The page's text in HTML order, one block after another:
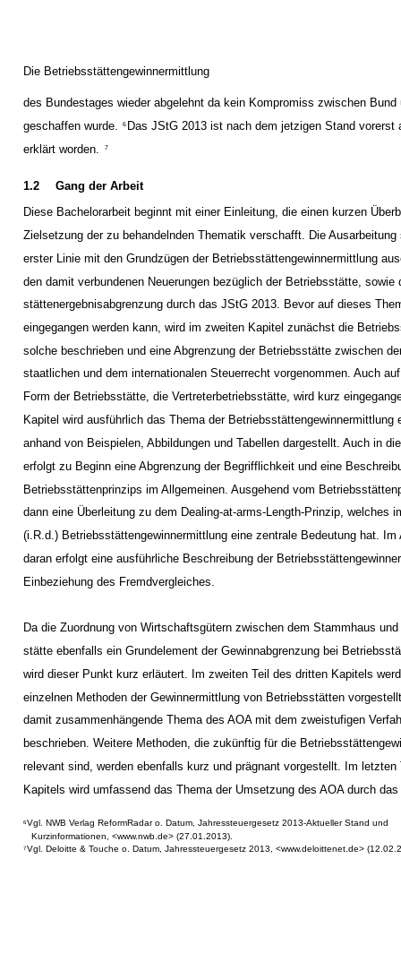
Die Betriebsstättengewinnermittlung
des Bundestages wieder abgelehnt da kein Kompromiss zwischen Bund
geschaffen wurde.
6 Das JStG 2013 ist nach dem jetzigen Stand vorerst
erklärt worden.
7
1.2
Gang der Arbeit
Diese Bachelorarbeit beginnt mit einer Einleitung, die einen kurzen
Zielsetzung der zu behandelnden Thematik verschafft. Die
erster Linie mit den Grundzügen der Betriebsstättengewinnermittlung
den damit verbundenen Neuerungen bezüglich der Betriebsstätte, sowie
stättenergebnisabgrenzung durch das JStG 2013. Bevor auf dieses
eingegangen werden kann, wird im zweiten Kapitel zunächst die
solche beschrieben und eine Abgrenzung der Betriebsstätte zwischen
staatlichen und dem internationalen Steuerrecht vorgenommen. Auch
Form der Betriebsstätte, die Vertreterbetriebsstätte, wird kurz
Kapitel wird ausführlich das Thema der Betriebsstättengewinnermittlung
anhand von Beispielen, Abbildungen und Tabellen dargestellt. Auch in
erfolgt zu Beginn eine Abgrenzung der Begrifflichkeit und eine
Betriebsstättenprinzips im Allgemeinen. Ausgehend vom
dann eine Überleitung zu dem Dealing-at-arms-Length-Prinzip, welches
(i.R.d.) Betriebsstättengewinnermittlung eine zentrale Bedeutung hat. Im
daran erfolgt eine ausführliche Beschreibung der
Einbeziehung des Fremdvergleiches.
Da die Zuordnung von Wirtschaftsgütern zwischen dem Stammhaus
stätte ebenfalls ein Grundelement der Gewinnabgrenzung bei
wird dieser Punkt kurz erläutert. Im zweiten Teil des dritten Kapitels
einzelnen Methoden der Gewinnermittlung von Betriebsstätten
damit zusammenhängende Thema des AOA mit dem zweistufigen
beschrieben. Weitere Methoden, die zukünftig für die
relevant sind, werden ebenfalls kurz und prägnant vorgestellt. Im letzten
Kapitels wird umfassend das Thema der Umsetzung des AOA durch
6Vgl. NWB Verlag ReformRadar o. Datum, Jahressteuergesetz 2013-Aktueller Stand und
Kurzinformationen, <www.nwb.de> (27.01.2013).
7Vgl. Deloitte & Touche o. Datum, Jahressteuergesetz 2013, <www.deloittenet.de>